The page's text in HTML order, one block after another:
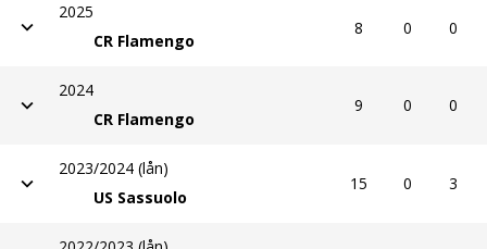
2025
CR Flamengo
8 0 0
2024
CR Flamengo
9 0 0
2023/2024 (lån)
US Sassuolo
15 0 3